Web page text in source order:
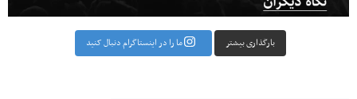
بارگذاری بیشتر ما را در اینستاگرام دنبال کنید